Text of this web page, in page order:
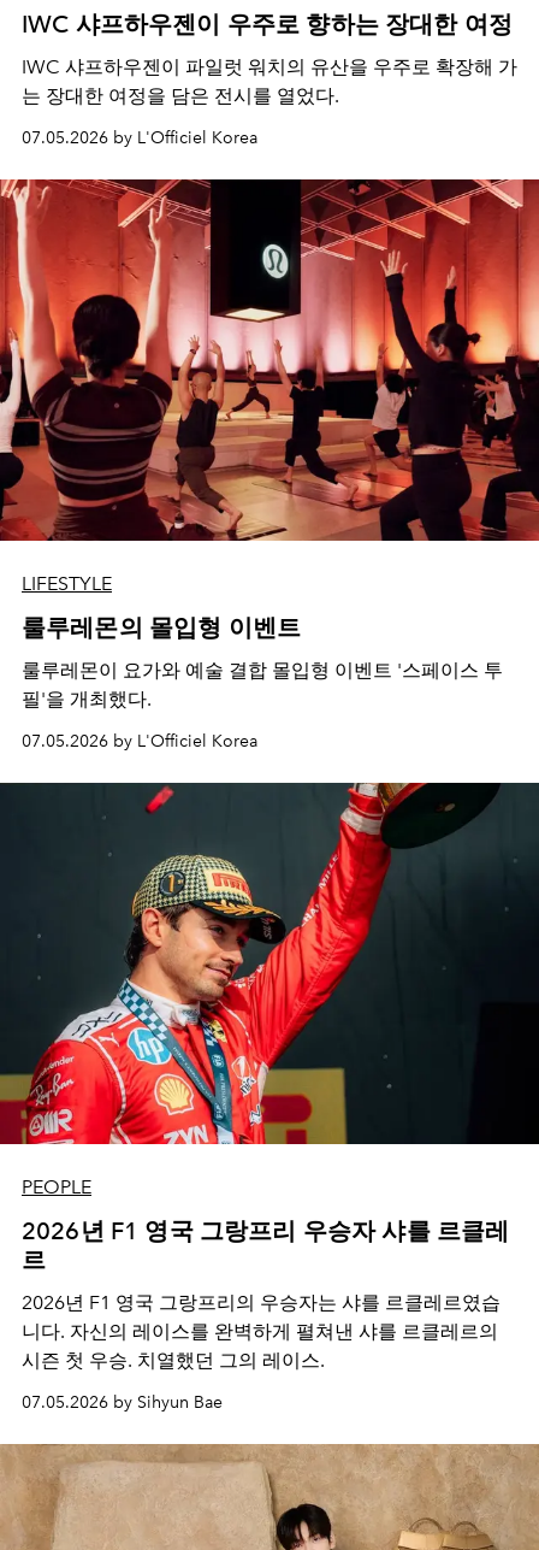
IWC 샤프하우젠이 우주로 향하는 장대한 여정
IWC 샤프하우젠이 파일럿 워치의 유산을 우주로 확장해 가
는 장대한 여정을 담은 전시를 열었다.
07.05.2026 by L'Officiel Korea
LIFESTYLE
룰루레몬의 몰입형 이벤트
룰루레몬이 요가와 예술 결합 몰입형 이벤트 '스페이스 투
필'을 개최했다.
07.05.2026 by L'Officiel Korea
PEOPLE
2026년 F1 영국 그랑프리 우승자 샤를 르클레
르
2026년 F1 영국 그랑프리의 우승자는 샤를 르클레르였습
니다. 자신의 레이스를 완벽하게 펼쳐낸 샤를 르클레르의
시즌 첫 우승. 치열했던 그의 레이스.
07.05.2026 by Sihyun Bae